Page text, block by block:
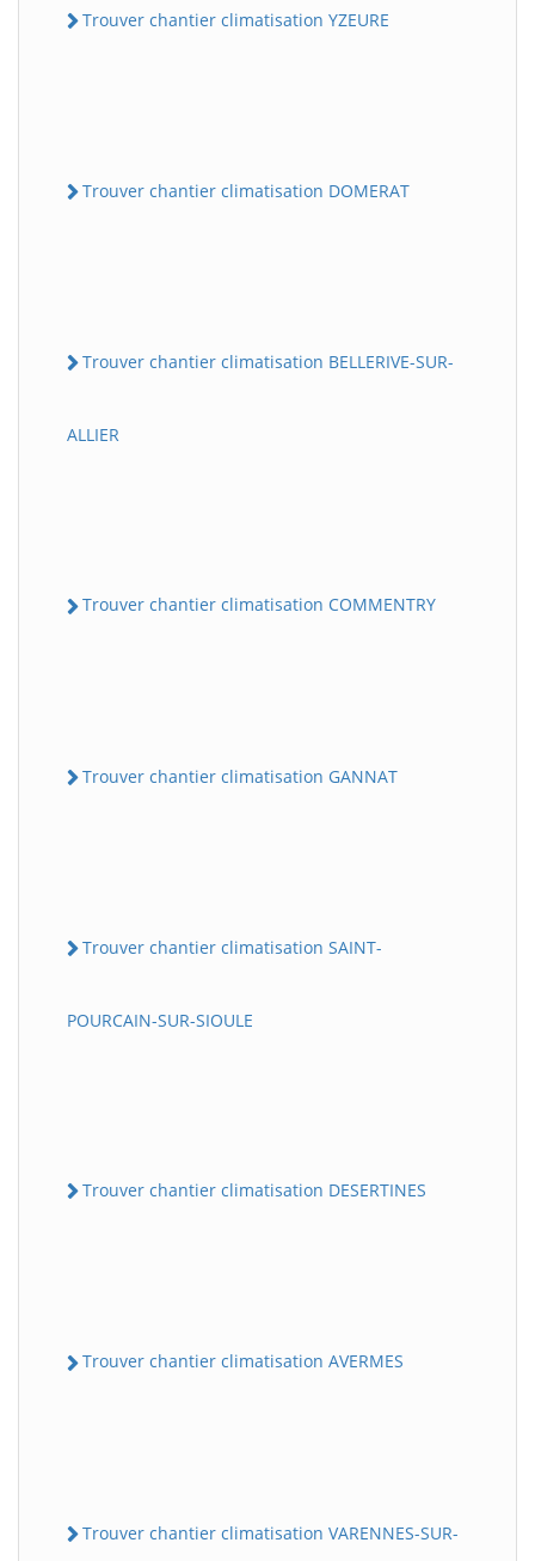
Trouver chantier climatisation YZEURE
Trouver chantier climatisation DOMERAT
Trouver chantier climatisation BELLERIVE-SUR-
ALLIER
Trouver chantier climatisation COMMENTRY
Trouver chantier climatisation GANNAT
Trouver chantier climatisation SAINT-
POURCAIN-SUR-SIOULE
Trouver chantier climatisation DESERTINES
Trouver chantier climatisation AVERMES
Trouver chantier climatisation VARENNES-SUR-